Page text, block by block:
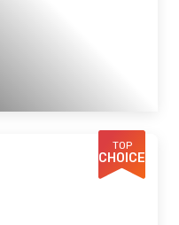
TOP
CHOICE